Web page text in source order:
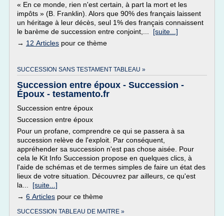
« En ce monde, rien n'est certain, à part la mort et les
impôts » (B. Franklin). Alors que 90% des français laissent
un héritage à leur décès, seul 1% des français connaissent
le barème de succession entre conjoint,... [suite...]
→ 12 Articles pour ce thème
SUCCESSION SANS TESTAMENT TABLEAU »
Succession entre époux - Succession -
Époux - testamento.fr
Succession entre époux
Succession entre époux
Pour un profane, comprendre ce qui se passera à sa
succession relève de l'exploit. Par conséquent,
appréhender sa succession n'est pas chose aisée. Pour
cela le Kit Info Succession propose en quelques clics, à
l'aide de schémas et de termes simples de faire un état des
lieux de votre situation. Découvrez par ailleurs, ce qu'est
la... [suite...]
→ 6 Articles pour ce thème
SUCCESSION TABLEAU DE MAITRE »